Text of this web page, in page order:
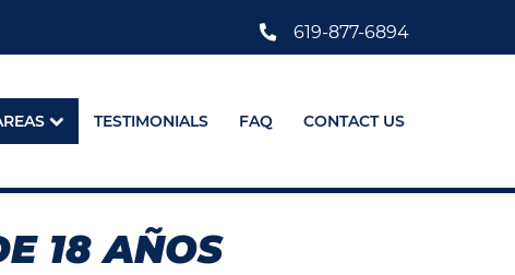
619-877-6894
TESTIMONIALS FAQ CONTACT US
18 AÑOS